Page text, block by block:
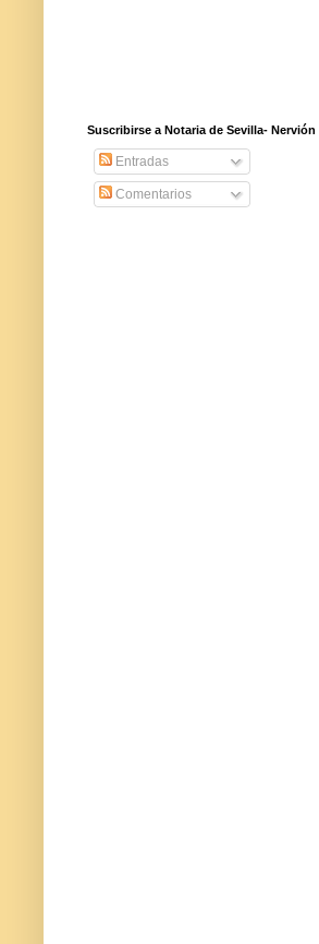
Suscribirse a Notaria de Sevilla- Nervión
Entradas
Comentarios